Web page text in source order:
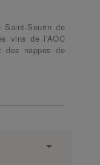
Seurin de
vins de l’AOC
des nappes de
